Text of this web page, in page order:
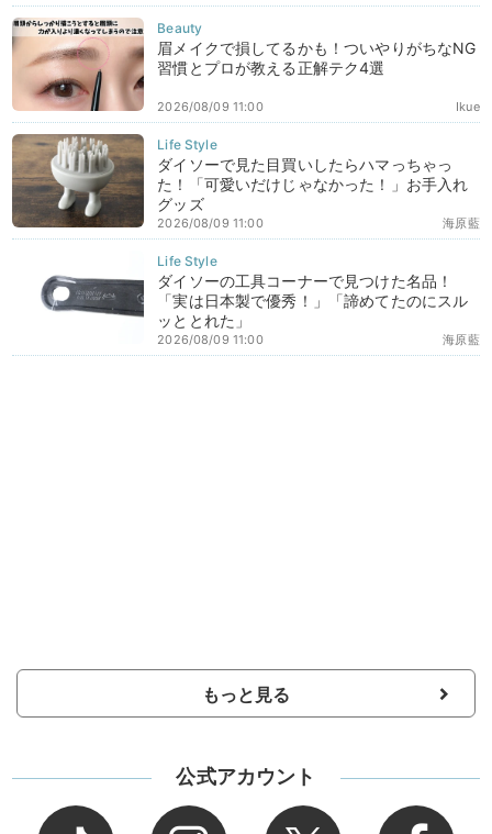
眉メイクで損してるかも！ついやりがちなNG
習慣とプロが教える正解テク4選
Ikue
2026/08/09 11:00
ダイソーで見た目買いしたらハマっちゃっ
た！「可愛いだけじゃなかった！」お手入れ
グッズ
海原藍
2026/08/09 11:00
ダイソーの工具コーナーで見つけた名品！
「実は日本製で優秀！」「諦めてたのにスル
ッととれた」
海原藍
2026/08/09 11:00
もっと見る
公式アカウント